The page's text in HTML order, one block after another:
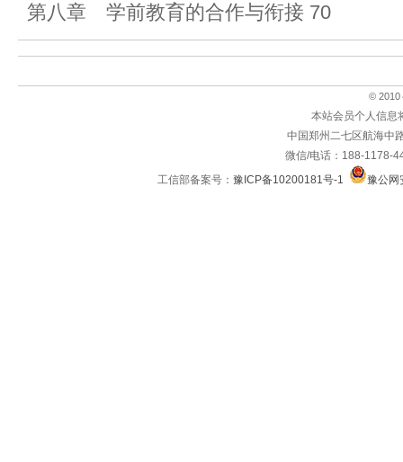
第八章 学前教育的合作与衔接 70
© 2010
本站会员个人信息
中国郑州二七区航海中
微信/电话：188-1178-
工信部备案号： 豫ICP备10200181号-1 豫公网